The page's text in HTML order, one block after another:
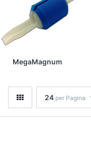
MegaMagnum
24 per Pagina